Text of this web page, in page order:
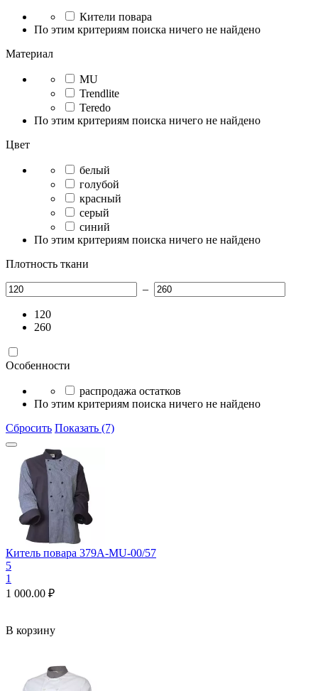
Кители повара
По этим критериям поиска ничего не найдено
Материал
MU
Trendlite
Teredo
По этим критериям поиска ничего не найдено
Цвет
белый
голубой
красный
серый
синий
По этим критериям поиска ничего не найдено
Плотность ткани
–
120
260
Особенности
распродажа остатков
По этим критериям поиска ничего не найдено
Сбросить Показать (7)
Китель повара 379A-MU-00/57
5
1
1 000.00 ₽
В корзину